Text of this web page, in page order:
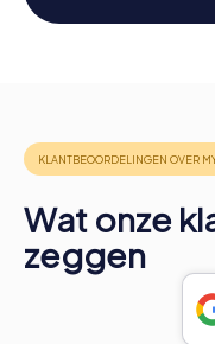
Wat onze
zeggen